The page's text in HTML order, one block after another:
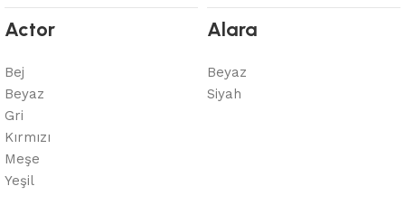
Actor
Bej
Beyaz
Gri
Kırmızı
Meşe
Yeşil
Alara
Beyaz
Siyah